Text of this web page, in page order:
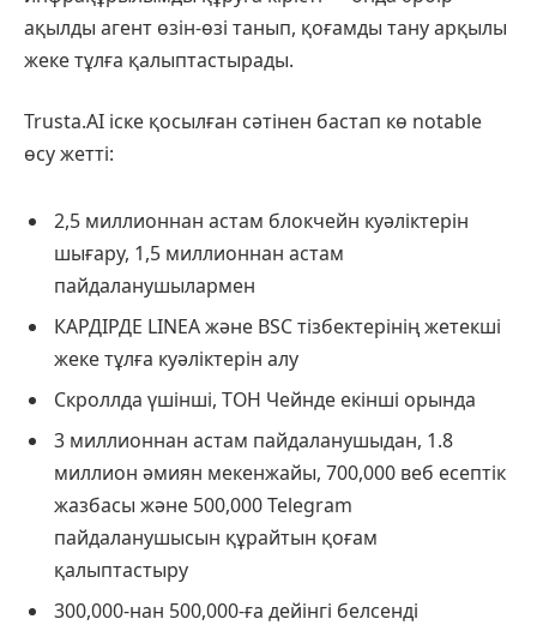
ақылды агент өзін-өзі танып, қоғамды тану арқылы
жеке тұлға қалыптастырады.
Trusta.AI іске қосылған сәтінен бастап кө notable
өсу жетті:
2,5 миллионнан астам блокчейн куәліктерін
шығару, 1,5 миллионнан астам
пайдаланушылармен
КАРДІРДЕ LINEА және BSC тізбектерінің жетекші
жеке тұлға куәліктерін алу
Скроллда үшінші, ТОН Чейнде екінші орында
3 миллионнан астам пайдаланушыдан, 1.8
миллион әмиян мекенжайы, 700,000 веб есептік
жазбасы және 500,000 Telegram
пайдаланушысын құрайтын қоғам
қалыптастыру
300,000-нан 500,000-ға дейінгі белсенді